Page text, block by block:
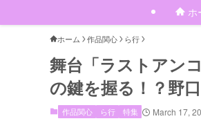
ホ
ホーム 作品関心 ら行
舞台「ラストアン
の鍵を握る！？野
作品関心 ら行 特集 March 17,